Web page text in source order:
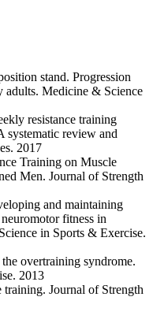
stand. Progression
adults. Medicine & Science
resistance training
systematic review and
2017
Training on Muscle
Men. Journal of Strength
and maintaining
fitness in
in Sports & Exercise.
overtraining syndrome.
2013
Journal of Strength